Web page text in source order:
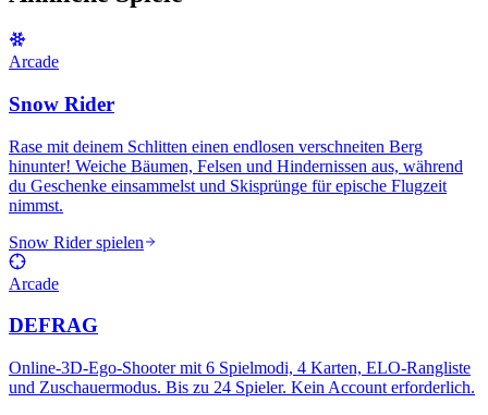
Arcade
Snow Rider
Rase mit deinem Schlitten einen endlosen verschneiten Berg
hinunter! Weiche Bäumen, Felsen und Hindernissen aus, während
du Geschenke einsammelst und Skisprünge für epische Flugzeit
nimmst.
Snow Rider spielen
Arcade
DEFRAG
Online-3D-Ego-Shooter mit 6 Spielmodi, 4 Karten, ELO-Rangliste
und Zuschauermodus. Bis zu 24 Spieler. Kein Account erforderlich.